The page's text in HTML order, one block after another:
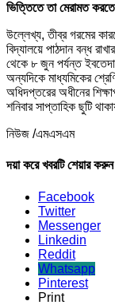
ভিত্তিতে তা মেরামত
উল্লেখ্য, তীব্র গরমের
বিদ্যালয়ে পাঠদান বন্ধ
থেকে ৮ জুন পর্যন্ত
অন্যদিকে মাধ্যমিকের
অধিদপ্তরের অধীনের
শনিবার সাপ্তাহিক ছুটি
নিউজ /এমএসএম
দয়া করে খবরটি শেয়ার করুন
Facebook
Twitter
Messenger
Linkedin
Reddit
Whatsapp
Pinterest
Print